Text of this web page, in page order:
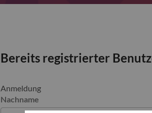
Bereits registrierter
Anmeldung
Nachname